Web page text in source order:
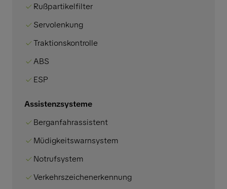
Rußpartikelfilter
Servolenkung
Traktionskontrolle
ABS
ESP
Assistenzsysteme
Berganfahrassistent
Müdigkeitswarnsystem
Notrufsystem
Verkehrszeichenerkennung